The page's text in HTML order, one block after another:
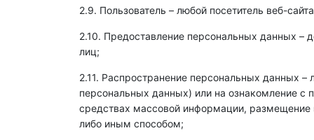
2.9. Пользователь – любой посетитель веб-сайта
2.10. Предоставление персональных данных –
лиц;
2.11. Распространение персональных данных
персональных данных) или на ознакомление с
средствах массовой информации,
либо иным способом;